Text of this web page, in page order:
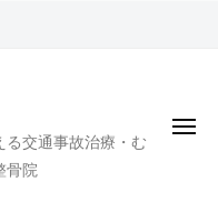
る交通事故治療・む
骨院
メ